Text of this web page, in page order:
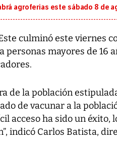
agroferias este sábado 8 de
culminó este viernes
personas mayores de 16
de la población
de vacunar a la
acceso ha sido un éxito,
indicó Carlos Batista,